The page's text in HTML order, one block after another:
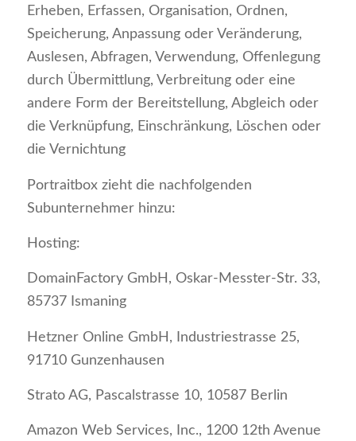
Erheben, Erfassen, Organisation, Ordnen,
Speicherung, Anpassung oder Veränderung,
Auslesen, Abfragen, Verwendung, Offenlegung
durch Übermittlung, Verbreitung oder eine
andere Form der Bereitstellung, Abgleich oder
die Verknüpfung, Einschränkung, Löschen oder
die Vernichtung
Portraitbox zieht die nachfolgenden
Subunternehmer hinzu:
Hosting:
DomainFactory GmbH, Oskar-Messter-Str. 33,
85737 Ismaning
Hetzner Online GmbH, Industriestrasse 25,
91710 Gunzenhausen
Strato AG, Pascalstrasse 10, 10587 Berlin
Amazon Web Services, Inc., 1200 12th Avenue